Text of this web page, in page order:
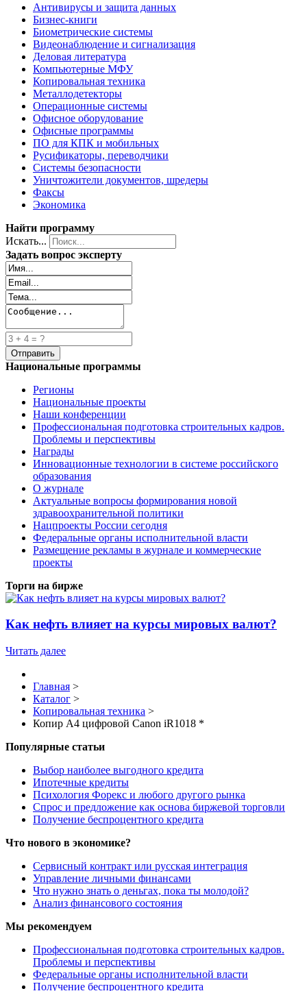
Антивирусы и защита данных
Бизнес-книги
Биометрические системы
Видеонаблюдение и сигнализация
Деловая литература
Компьютерные МФУ
Копировальная техника
Металлодетекторы
Операционные системы
Офисное оборудование
Офисные программы
ПО для КПК и мобильных
Русификаторы, переводчики
Системы безопасности
Уничтожители документов, шредеры
Факсы
Экономика
Найти программу
Искать...
Задать вопрос эксперту
Национальные программы
Регионы
Национальные проекты
Наши конференции
Профессиональная подготовка строительных кадров.
Проблемы и перспективы
Награды
Инновационные технологии в системе российского
образования
О журнале
Актуальные вопросы формирования новой
здравоохранительной политики
Нацпроекты России сегодня
Федеральные органы исполнительной власти
Размещение рекламы в журнале и коммерческие
проекты
Торги на бирже
Как нефть влияет на курсы мировых валют?
Читать далее
Главная >
Каталог >
Копировальная техника >
Копир А4 цифровой Canon iR1018 *
Популярные статьи
Выбор наиболее выгодного кредита
Ипотечные кредиты
Психология Форекс и любого другого рынка
Спрос и предложение как основа биржевой торговли
Получение беспроцентного кредита
Что нового в экономике?
Сервисный контракт или русская интеграция
Управление личными финансами
Что нужно знать о деньгах, пока ты молодой?
Анализ финансового состояния
Мы рекомендуем
Профессиональная подготовка строительных кадров.
Проблемы и перспективы
Федеральные органы исполнительной власти
Получение беспроцентного кредита